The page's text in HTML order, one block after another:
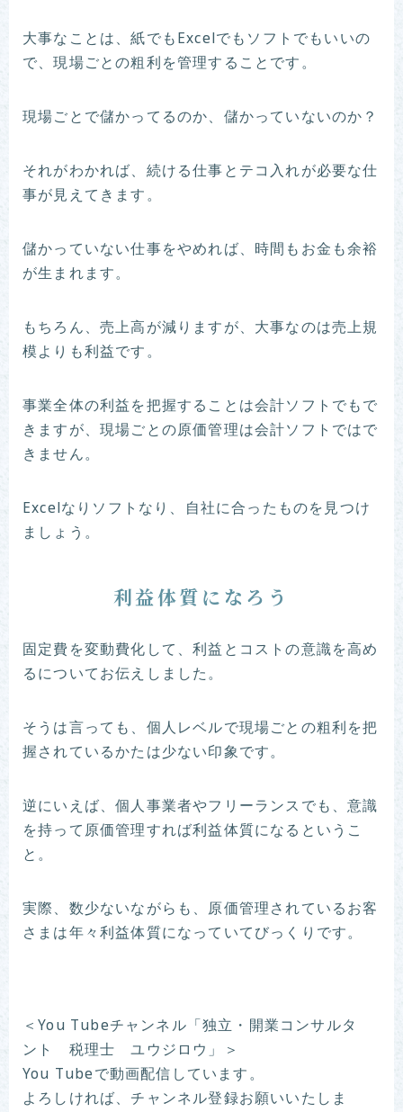
大事なことは、紙でもExcelでもソフトでもいいの
で、現場ごとの粗利を管理することです。
現場ごとで儲かってるのか、儲かっていないのか？
それがわかれば、続ける仕事とテコ入れが必要な仕
事が見えてきます。
儲かっていない仕事をやめれば、時間もお金も余裕
が生まれます。
もちろん、売上高が減りますが、大事なのは売上規
模よりも利益です。
事業全体の利益を把握することは会計ソフトでもで
きますが、現場ごとの原価管理は会計ソフトではで
きません。
Excelなりソフトなり、自社に合ったものを見つけ
ましょう。
利益体質になろう
固定費を変動費化して、利益とコストの意識を高め
るについてお伝えしました。
そうは言っても、個人レベルで現場ごとの粗利を把
握されているかたは少ない印象です。
逆にいえば、個人事業者やフリーランスでも、意識
を持って原価管理すれば利益体質になるというこ
と。
実際、数少ないながらも、原価管理されているお客
さまは年々利益体質になっていてびっくりです。
＜You Tubeチャンネル「独立・開業コンサルタ
ント 税理士 ユウジロウ」＞
You Tubeで動画配信しています。
よろしければ、チャンネル登録お願いいたしま